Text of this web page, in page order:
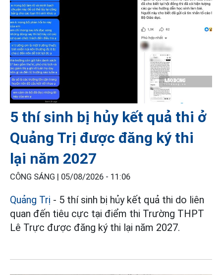
5 thí sinh bị hủy kết quả thi ở
Quảng Trị được đăng ký thi
lại năm 2027
CÔNG SÁNG | 05/08/2026 - 11:06
Quảng Trị - 5 thí sinh bị hủy kết quả thi do liên
quan đến tiêu cực tại điểm thi Trường THPT
Lê Trực được đăng ký thi lại năm 2027.